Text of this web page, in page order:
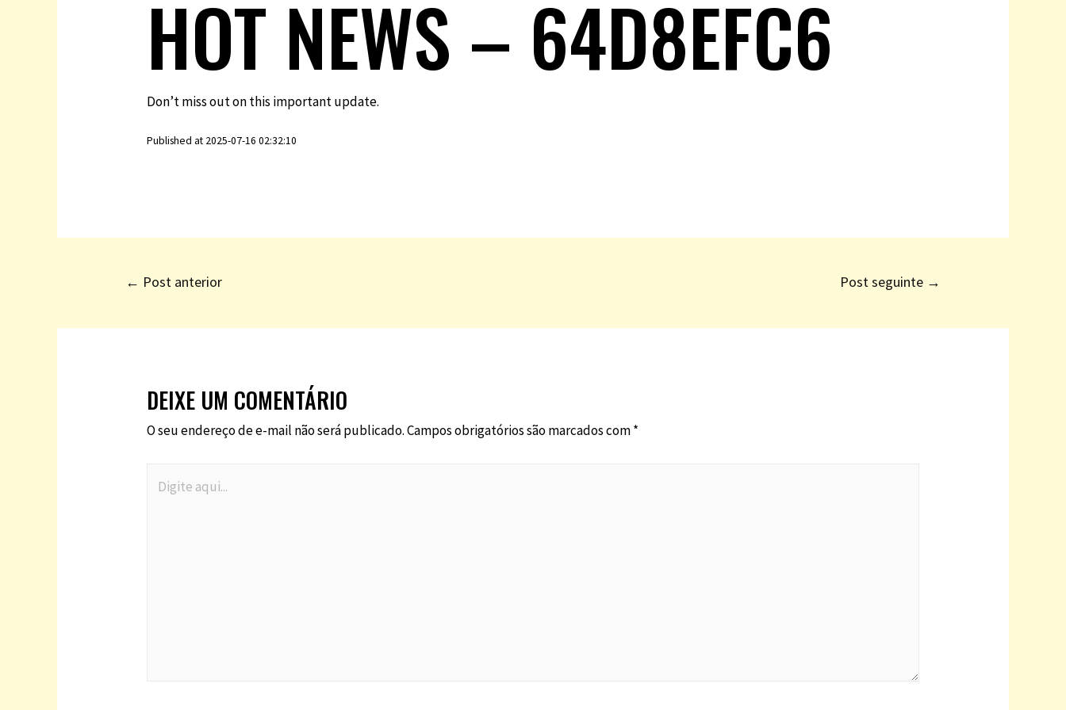
HOT NEWS – 64D8EFC6
Don’t miss out on this important update.
Published at 2025-07-16 02:32:10
← Post anterior Post seguinte →
DEIXE UM COMENTÁRIO
O seu endereço de e-mail não será publicado.Campos obrigatórios são marcados com*